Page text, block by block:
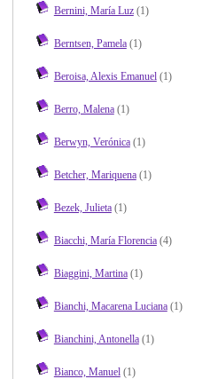
Bernini, María Luz(1)
Berntsen, Pamela(1)
Beroisa, Alexis Emanuel(1)
Berro, Malena(1)
Berwyn, Verónica(1)
Betcher, Mariquena(1)
Bezek, Julieta(1)
Biacchi, María Florencia(4)
Biaggini, Martina(1)
Bianchi, Macarena Luciana(1)
Bianchini, Antonella(1)
Bianco, Manuel(1)